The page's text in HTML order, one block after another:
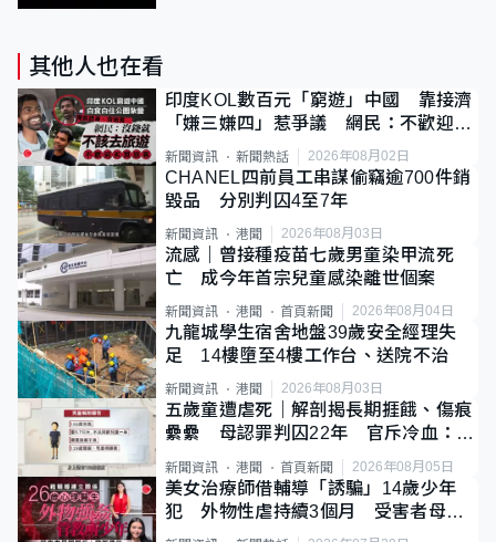
其他人也在看
印度KOL數百元「窮遊」中國 靠接濟
「嫌三嫌四」惹爭議 網民：不歡迎劣
質旅客
新聞資訊 新聞熱話 2026年08月02日
CHANEL四前員工串謀偷竊逾700件銷
毀品 分別判囚4至7年
新聞資訊 港聞 2026年08月03日
流感｜曾接種疫苗七歲男童染甲流死
亡 成今年首宗兒童感染離世個案
新聞資訊 港聞 首頁新聞 2026年08月04日
九龍城學生宿舍地盤39歲安全經理失
足 14樓墮至4樓工作台、送院不治
新聞資訊 港聞 2026年08月03日
五歲童遭虐死｜解剖揭長期捱餓、傷痕
纍纍 母認罪判囚22年 官斥冷血：同
類案最惡劣
新聞資訊 港聞 首頁新聞 2026年08月05日
美女治療師借輔導「誘騙」14歲少年
犯 外物性虐持續3個月 受害者母：
要保護其他人